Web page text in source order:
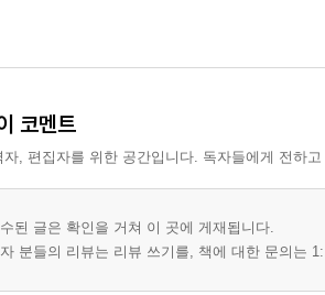
코멘트
자, 편집자를 위한 공간입니다. 독자들에게 전하
된 글은 확인을 거쳐 이 곳에 게재됩니다.
분들의 리뷰는 리뷰 쓰기를, 책에 대한 문의는